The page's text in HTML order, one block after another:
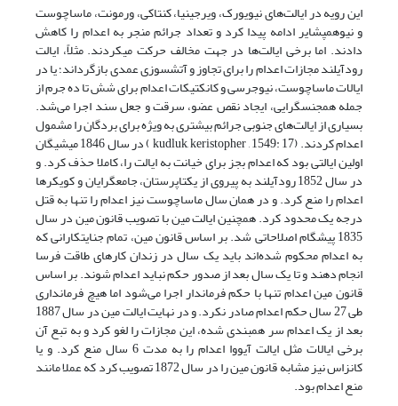
این رویه در ایالت‌های نیویورک، ویرجینیا، کنتاکی، ورمونت، ماساچوست
و نیوهمپشایر ادامه پیدا کرد و تعداد جرائم منجر به اعدام را کاهش
دادند. اما برخی ایالت‌ها در جهت مخالف حرکت می­کردند. مثلاً، ایالت
رودآیلند مجازات اعدام را برای تجاوز و آتش­­سوزی عمدی بازگرداند؛ یا در
ایالات ماساچوست، نیوجرسی و کانکتیکات اعدام برای شش تا ده جرم از
جمله همجنس­گرایی، ایجاد نقص عضو، سرقت و جعل سند اجرا می‌شد.
بسیاری از ایالت‌های جنوبی جرائم بیشتری به ویژه برای بردگان را مشمول
اعدام کردند. (kudluk, keristopher , 1549: 17 ) در سال 1846 میشیگان
اولین ایالتی بود که اعدام بجز برای خیانت به ایالت را، کاملا حذف کرد. و
در سال 1852 رودآیلند به پیروی از یکتاپرستان، جامع­گرایان و کویکرها
اعدام را منع کرد. و در همان سال ماساچوست نیز اعدام را تنها به قتل
درجه یک محدود کرد. همچنین ایالت مین با تصویب قانون مین در سال
1835 پیشگام اصلاحاتی شد. بر اساس قانون مین، تمام جنایت­کارانی که
به اعدام محکوم شده‌اند باید یک سال در زندان کارهای طاقت فرسا
انجام دهند و تا یک سال بعد از صدور حکم نباید اعدام شوند. بر اساس
قانون مین اعدام تنها با حکم فرماندار اجرا می‌شود اما هیچ فرمانداری
طی 27 سال حکم اعدام صادر نکرد. و در نهایت ایالت مین در سال 1887
بعد از یک اعدام سر هم­بندی شده، این مجازات را لغو کرد و به تبع آن
برخی ایالات مثل ایالت آیووا اعدام را به مدت 6 سال منع کرد. و یا
کانزاس نیز مشابه قانون مین را در سال 1872 تصویب کرد که عملا مانند
منع اعدام بود.